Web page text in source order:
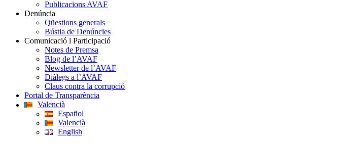
Publicacions AVAF
Denúncia
Qüestions generals
Bústia de Denúncies
Comunicació i Participació
Notes de Premsa
Blog de l’AVAF
Newsletter de l’AVAF
Diàlegs a l’AVAF
Claus contra la corrupció
Portal de Transparència
Valencià
Español
Valencià
English